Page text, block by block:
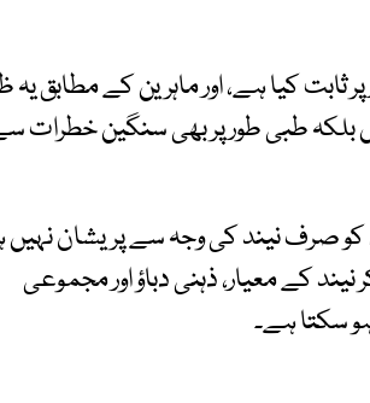
کیا ہے، اور ماہرین کے مطابق یہ
بلکہ طبی طور پر بھی سنگین خطرات
کو صرف نیند کی وجہ سے پریشان نہیں
کے معیار، ذہنی دباؤ اور مجموعی
سکتا ہے۔